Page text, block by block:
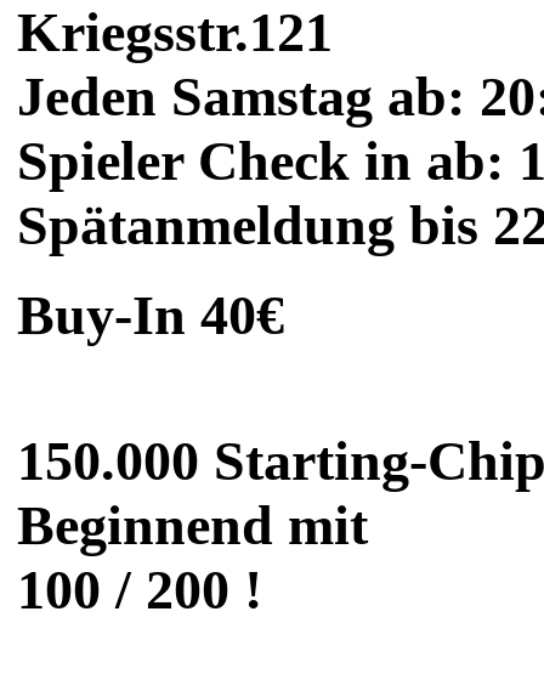
Kriegsstr.121
Jeden Samstag ab:
Spieler Check in ab:
Spätanmeldung bis
Buy-In 40€
150.000 Starting-
Beginnend mit
100 / 200 !